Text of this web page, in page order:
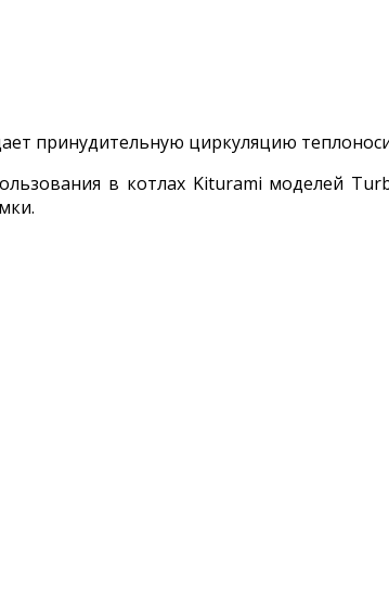
принудительную циркуляцию
в котлах Kiturami моделей